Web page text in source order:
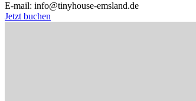
E-mail: info@tinyhouse-emsland.de
Jetzt buchen